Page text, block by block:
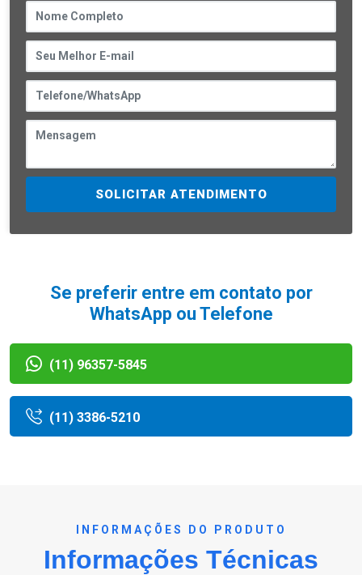
SOLICITAR ATENDIMENTO
Se preferir entre em contato por
WhatsApp ou Telefone
(11) 96357-5845
(11) 3386-5210
INFORMAÇÕES DO PRODUTO
Informações Técnicas